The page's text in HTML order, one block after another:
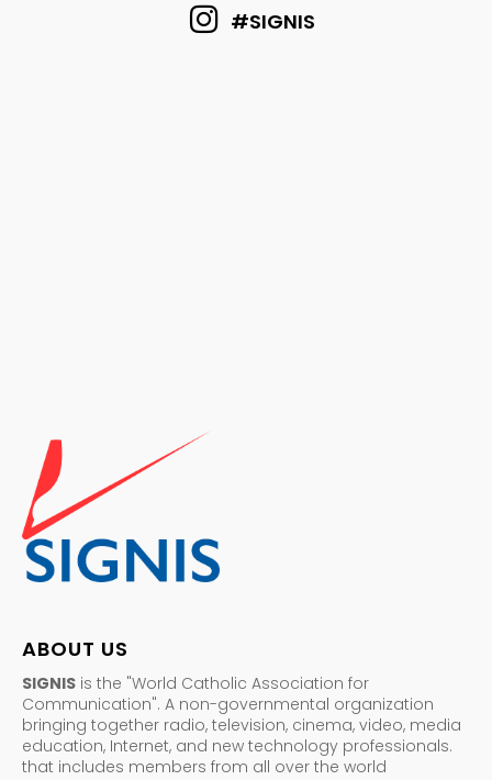
#SIGNIS
ABOUT US
SIGNIS is the "World Catholic Association for
Communication". A non-governmental organization
bringing together radio, television, cinema, video, media
education, Internet, and new technology professionals.
that includes members from all over the world